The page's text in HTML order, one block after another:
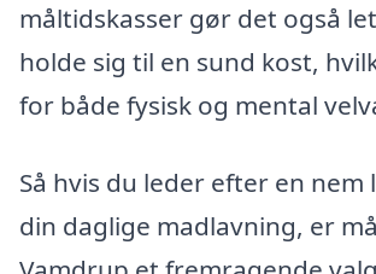
måltidskasser gør det også
holde sig til en sund kost,
for både fysisk og mental
Så hvis du leder efter en nem
din daglige madlavning, er